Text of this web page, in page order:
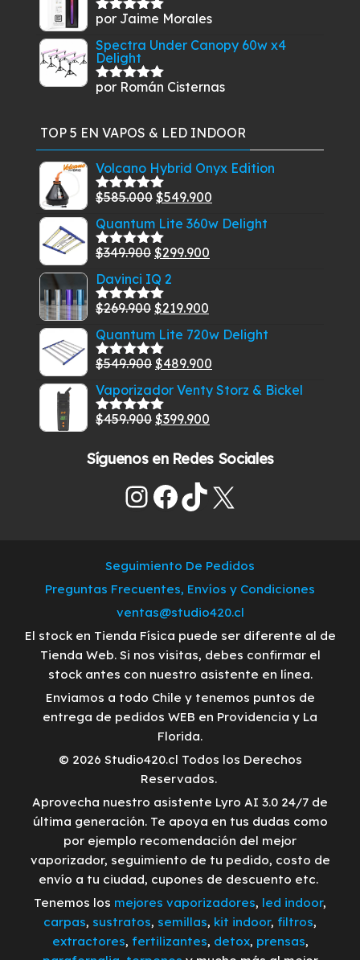
Valorado
por Jaime Morales
Spectra Under Canopy 60w x4
Delight
Valorado
por Román Cisternas
TOP 5 EN VAPOS & LED INDOOR
Volcano Hybrid Onyx Edition
Valorado
5
$585.000 El
precio
original
era:
$585.000.
$549.900
precio
Quantum Lite 360w Delight
Valorado
5
$349.900 El
precio
original
era:
$349.900.
$299.900
$299.900.
Davinci IQ 2
Valorado
5
$269.900 El
precio
original
era:
$269.900.
$219.900
precio
es:
$219.900.
Quantum Lite 720w Delight
Valorado
5
$549.900 El
precio
original
era:
$489.900
precio
Vaporizador Venty Storz & Bickel
Valorado
5
$459.900 El
original
$459.900.
$399.900
actual
$399.900.
Síguenos en Redes Sociales
Instagram
Facebook
TikTok
X
Seguimiento De Pedidos
Preguntas Frecuentes, Envíos y Condiciones
ventas@studio420.cl
El stock en Tienda Física puede ser diferente al de
Tienda Web. Si nos visitas, debes confirmar el
stock antes con nuestro asistente en línea.
Enviamos a todo Chile y tenemos puntos de
entrega de pedidos WEB en Providencia y La
Florida.
© 2026 Studio420.cl Todos los Derechos
Reservados.
Aprovecha nuestro asistente Lyro AI 3.0 24/7 de
última generación. Te apoya en tus dudas como
por ejemplo recomendación del mejor
vaporizador, seguimiento de tu pedido, costo de
envío a tu ciudad, cupones de descuento etc.
Tenemos los mejores vaporizadores, led indoor,
carpas, sustratos, semillas, kit indoor, filtros,
extractores, fertilizantes, detox, prensas,